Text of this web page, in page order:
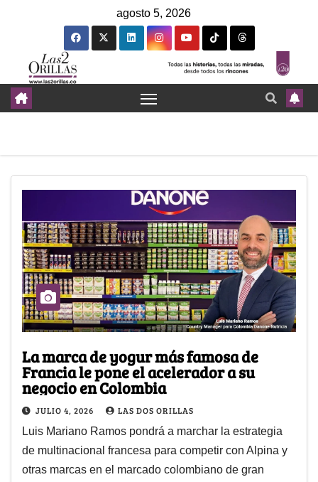
agosto 5, 2026
La marca de yogur más famosa de
Francia le pone el acelerador a su
negocio en Colombia
JULIO 4, 2026 LAS DOS ORILLAS
Luis Mariano Ramos pondrá a marchar la estrategia
de multinacional francesa para competir con Alpina y
otras marcas en el marcado colombiano de gran